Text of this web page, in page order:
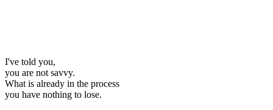
I've told you,
you are not savvy.
What is already in the process
you have nothing to lose.